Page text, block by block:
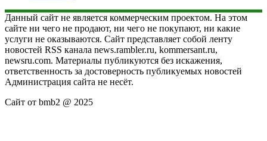
Данный сайт не является коммерческим проектом. На этом
сайте ни чего не продают, ни чего не покупают, ни какие
услуги не оказываются. Сайт представляет собой ленту
новостей RSS канала news.rambler.ru, kommersant.ru,
newsru.com. Материалы публикуются без искажения,
ответственность за достоверность публикуемых новостей
Администрация сайта не несёт.
Сайт от bmb2 @ 2025